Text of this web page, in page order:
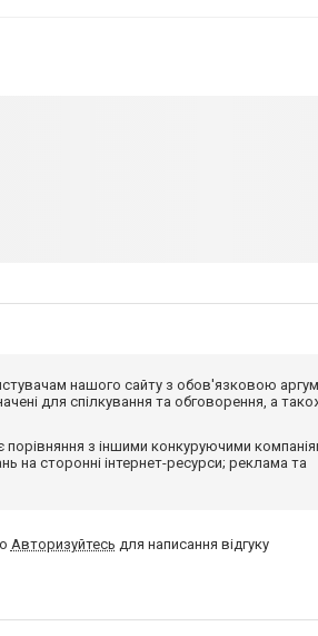
нашого сайту з обов'язковою
для спілкування та обговорення, а
з іншими конкуруючими
на сторонні інтернет-ресурси; реклама та
Авторизуйтесь для написання відгуку